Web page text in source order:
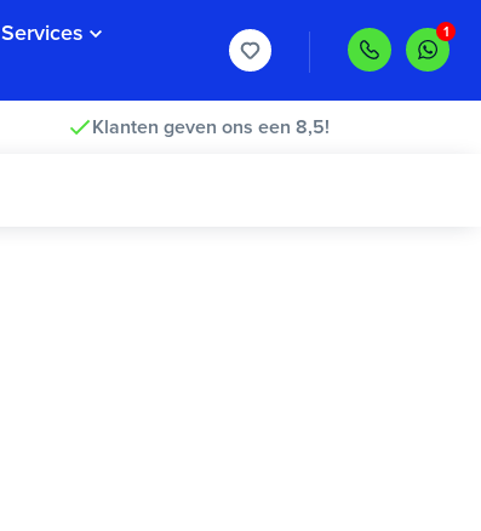
Services
Klanten geven ons een 8,5!